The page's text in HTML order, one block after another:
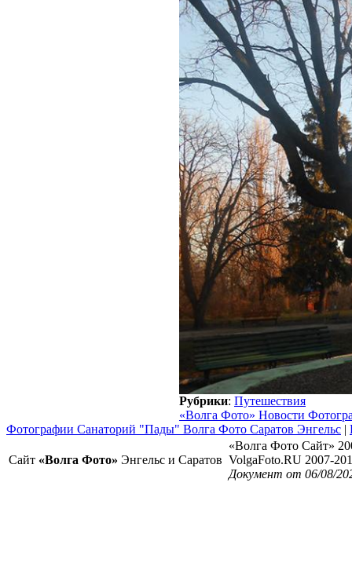
Рубрики: Путешествия
«Волга Фото» Новости
Фотографии Санаторий "Пады" Волга Фото Саратов Энгельс |
Сайт «Волга Фото» Энгельс и Саратов
«Волга Фото Сайт»
VolgaFoto.RU 2007-
Документ от 06/08/